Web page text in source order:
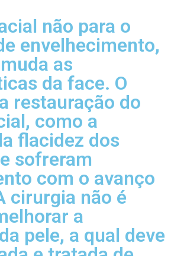
não para o
envelhecimento,
as
da face. O
restauração do
como a
flacidez dos
sofreram
com o avanço
cirurgia não é
a
pele, a qual deve